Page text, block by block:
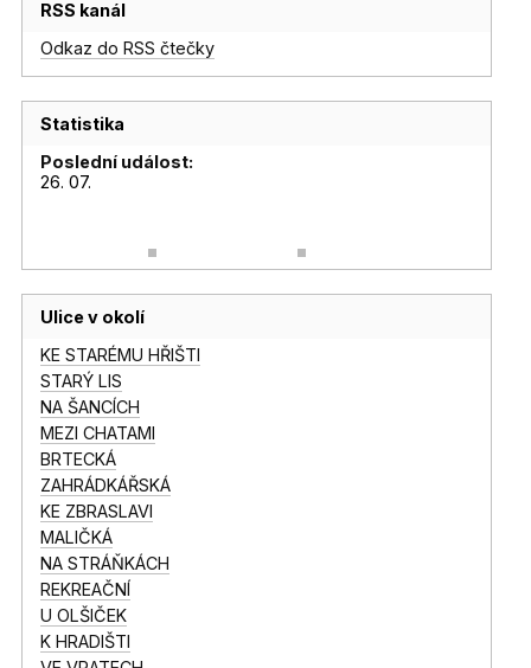
RSS kanál
Odkaz do RSS čtečky
Statistika
Poslední událost:
26. 07.
Ulice v okolí
KE STARÉMU HŘIŠTI
STARÝ LIS
NA ŠANCÍCH
MEZI CHATAMI
BRTECKÁ
ZAHRÁDKÁŘSKÁ
KE ZBRASLAVI
MALIČKÁ
NA STRÁŇKÁCH
REKREAČNÍ
U OLŠIČEK
K HRADIŠTI